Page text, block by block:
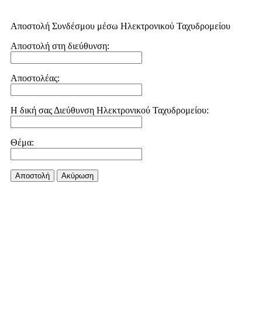
Αποστολή Συνδέσμου μέσω Ηλεκτρονικού Ταχυδρομείου
Αποστολή στη διεύθυνση:
Αποστολέας:
Η δική σας Διεύθυνση Ηλεκτρονικού Ταχυδρομείου:
Θέμα:
Αποστολή Aκύρωση